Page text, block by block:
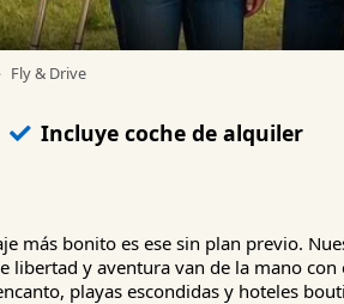
Fly & Drive
Incluye coche de alquiler
más bonito es ese sin plan previo.
libertad y aventura van de la mano
playas escondidas y hoteles